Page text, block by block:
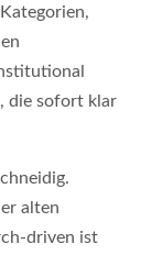
die sofort klar
alten
driven ist